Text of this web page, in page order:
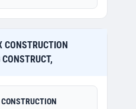
CONSTRUCTION